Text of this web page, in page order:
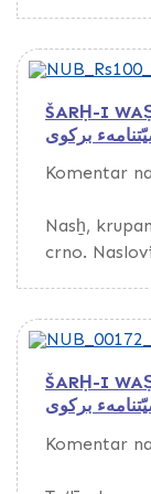
ŠARḤ-I
بركوى
Komentar
Nasẖ,
crno.
vodenim
linijama
listovima
ŠARḤ-I
بركوى
Komentar